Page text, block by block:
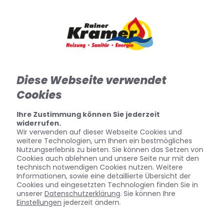
Diese Webseite verwendet
Cookies
Ihre Zustimmung können Sie jederzeit
widerrufen.
Wir verwenden auf dieser Webseite Cookies und
weitere Technologien, um Ihnen ein bestmögliches
Nutzungserlebnis zu bieten. Sie können das Setzen von
Cookies auch ablehnen und unsere Seite nur mit den
technisch notwendigen Cookies nutzen. Weitere
Informationen, sowie eine detaillierte Übersicht der
Cookies und eingesetzten Technologien finden Sie in
unserer Datenschutzerklärung. Sie können Ihre
Einstellungen jederzeit ändern.